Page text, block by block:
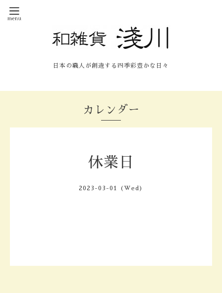
日本の職人が創造する四季彩豊かな日々
カレンダー
休業日
2023-03-01 (Wed)